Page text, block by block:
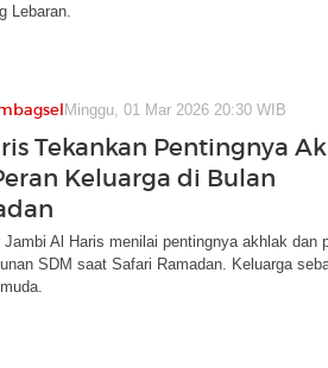
Lebaran.
Minggu, 01 Mar 2026 20:30 WIB
Tekankan Pentingnya
Keluarga di Bulan
Jambi Al Haris menilai pentingnya akhlak dan
SDM saat Safari Ramadan. Keluarga